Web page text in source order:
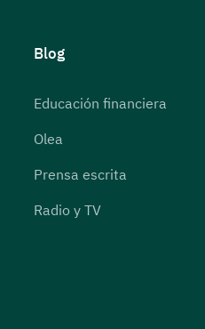
Blog
Educación financiera
Olea
Prensa escrita
Radio y TV